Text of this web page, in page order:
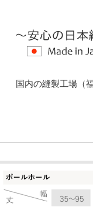
国内の縫製工場（